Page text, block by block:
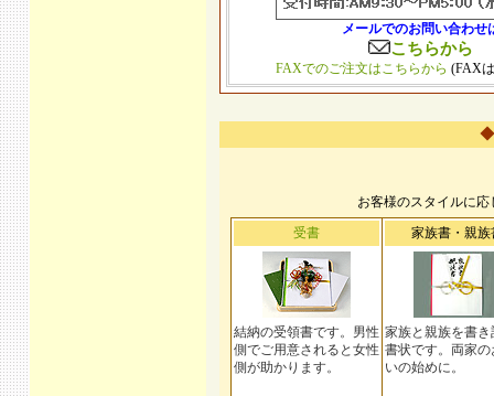
メールでのお問い合わせ
こちらから
FAXでのご注文はこちらから (FAX
◆
お客様のスタイルに
受書
結納の受領書です。男性
側でご用意されると女性
側が助かります。
家族書・親族
家族と親族を書き
書状です。両家の
いの始めに。